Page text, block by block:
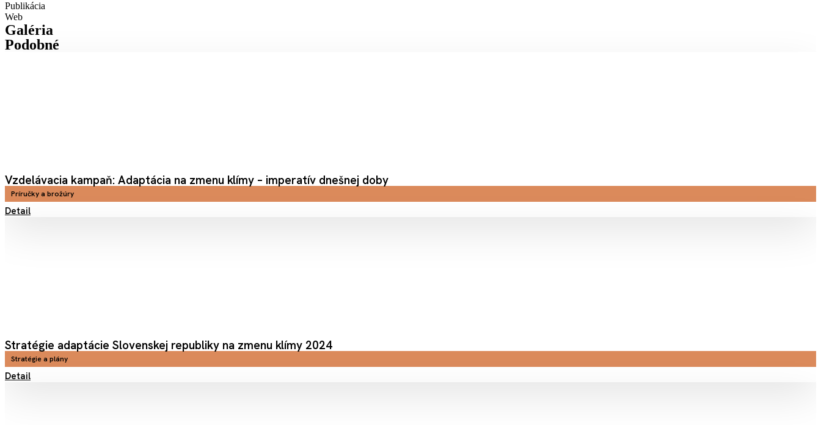
Publikácia
Web
Galéria
Podobné
Vzdelávacia kampaň: Adaptácia na zmenu klímy – imperatív dnešnej doby
Príručky a brožúry
Detail
Stratégie adaptácie Slovenskej republiky na zmenu klímy 2024
Stratégie a plány
Detail